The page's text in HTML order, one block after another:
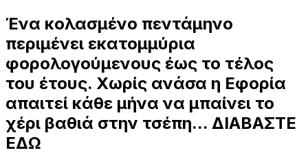
Ένα κολασμένο πεντάμηνο
περιμένει εκατομμύρια
φορολογούμενους έως το τέλος
του έτους. Χωρίς ανάσα η Εφορία
απαιτεί κάθε μήνα να μπαίνει το
χέρι βαθιά στην τσέπη... ΔΙΑΒΑΣΤΕ
ΕΔΩ